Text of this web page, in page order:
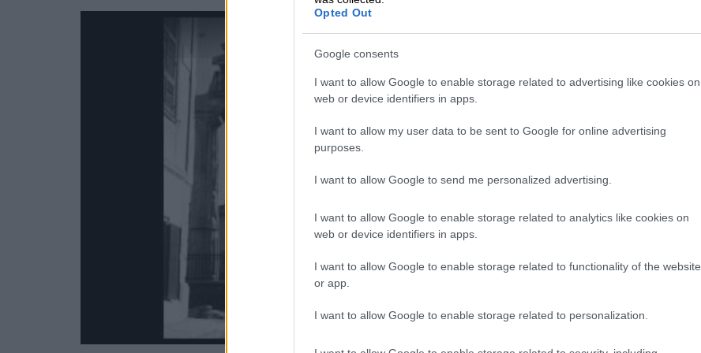
Opted Out
Google consents
I want to allow Google to enable storage related to advertising like cookies on
web or device identifiers in apps.
I want to allow my user data to be sent to Google for online advertising
purposes.
I want to allow Google to send me personalized advertising.
I want to allow Google to enable storage related to analytics like cookies on
web or device identifiers in apps.
I want to allow Google to enable storage related to functionality of the website
or app.
I want to allow Google to enable storage related to personalization.
video